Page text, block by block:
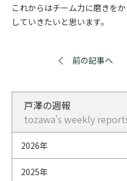
これからはチーム力に磨きを
していきたいと思います。
前の記事へ
戸澤の週報
tozawa's weekly
2026年
2025年